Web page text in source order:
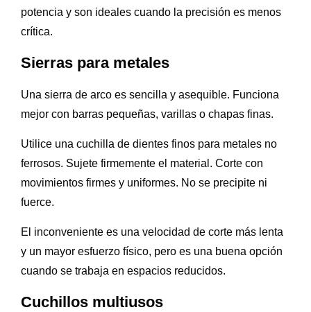
potencia y son ideales cuando la precisión es menos
crítica.
Sierras para metales
Una sierra de arco es sencilla y asequible. Funciona
mejor con barras pequeñas, varillas o chapas finas.
Utilice una cuchilla de dientes finos para metales no
ferrosos. Sujete firmemente el material. Corte con
movimientos firmes y uniformes. No se precipite ni
fuerce.
El inconveniente es una velocidad de corte más lenta
y un mayor esfuerzo físico, pero es una buena opción
cuando se trabaja en espacios reducidos.
Cuchillos multiusos